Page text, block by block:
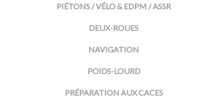
PIÉTONS / VÉLO & EDPM / ASSR
DEUX-ROUES
NAVIGATION
POIDS-LOURD
PRÉPARATION AUX CACES